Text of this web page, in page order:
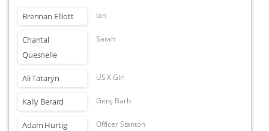
Brennan Elliott Ian
Chantal
Quesnelle
Sarah
Ali Tataryn US X Girl
Kally Berard Genç Barb
Adam Hurtig Officer Stanton